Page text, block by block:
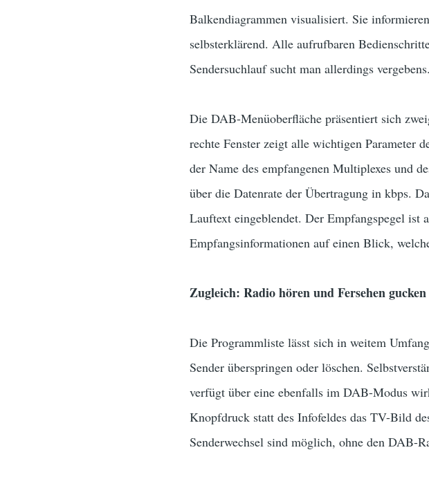
Balkendiagrammen visualisiert. Sie
selbsterklärend. Alle aufrufbaren
Sendersuchlauf sucht man allerdings vergebens.
Die DAB-Menüoberfläche präsentiert sich
rechte Fenster zeigt alle wichtigen Parameter
der Name des empfangenen Multiplexes und
über die Datenrate der Übertragung in kbps.
Lauftext eingeblendet. Der Empfangspegel ist
Empfangsinformationen auf einen Blick,
Zugleich: Radio hören und Fersehen gucken
Die Programmliste lässt sich in weitem
Sender überspringen oder löschen.
verfügt über eine ebenfalls im DAB-Modus
Knopfdruck statt des Infofeldes das TV-Bild
Senderwechsel sind möglich, ohne den DAB-